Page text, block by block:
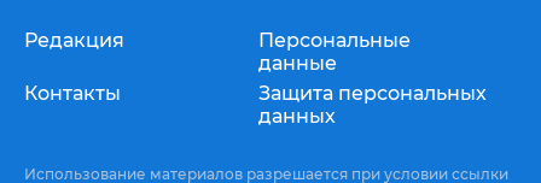
Редакция
Контакты
Персональные
данные
Защита персональных
данных
Использование материалов разрешается при условии ссылки